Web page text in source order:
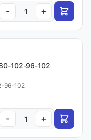
- +
102-96-102
96-102
- +